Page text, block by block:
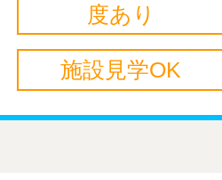
度あり
施設見学OK